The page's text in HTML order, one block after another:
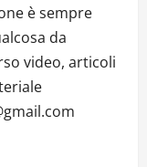
è sempre
da
video, articoli